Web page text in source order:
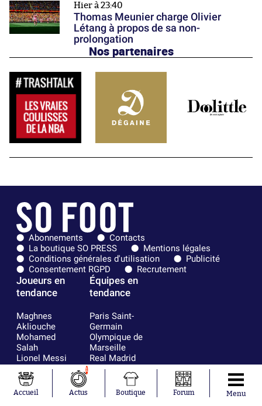
Hier à 23:40
Thomas Meunier charge Olivier
Létang à propos de sa non-
prolongation
Nos partenaires
Abonnements
Contacts
La boutique SO PRESS
Mentions légales
Conditions générales d'utilisation
Publicité
Consentement RGPD
Recrutement
Joueurs en
tendance
Maghnes
Akliouche
Mohamed
Salah
Lionel Messi
Ferrán Torres
Kilian Corredor
Franco
Mastantuono
Équipes en
tendance
Paris Saint-
Germain
Olympique de
Marseille
Real Madrid
FIFA
Olympique
lyonnais
AS Monaco
Accueil
1
Actus Boutique Forum Menu